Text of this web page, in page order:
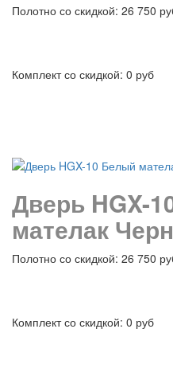
Полотно со скидкой: 26 750
Комплект со скидкой: 0 руб
Дверь HGX-
мателак
Полотно со скидкой: 26 750
Комплект со скидкой: 0 руб